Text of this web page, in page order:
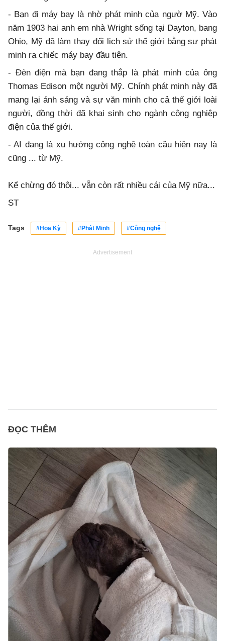
- Bạn đi máy bay là nhờ phát minh của ngườ Mỹ. Vào
năm 1903 hai anh em nhà Wright sống tại Dayton, bang
Ohio, Mỹ đã làm thay đổi lịch sử thế giới bằng sự phát
minh ra chiếc máy bay đầu tiên.
- Đèn điện mà bạn đang thắp là phát minh của ông
Thomas Edison một người Mỹ. Chính phát minh này đã
mang lại ánh sáng và sự văn minh cho cả thế giới loài
người, đồng thời đã khai sinh cho ngành công nghiệp
điện của thế giới.
- AI đang là xu hướng công nghệ toàn cầu hiện nay là
cũng ... từ Mỹ.
Kể chừng đó thôi... vẫn còn rất nhiều cái của Mỹ nữa...
ST
Tags #Hoa Kỳ #Phát Minh #Công nghệ
Advertisement
ĐỌC THÊM